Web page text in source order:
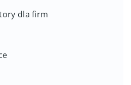
dla firm